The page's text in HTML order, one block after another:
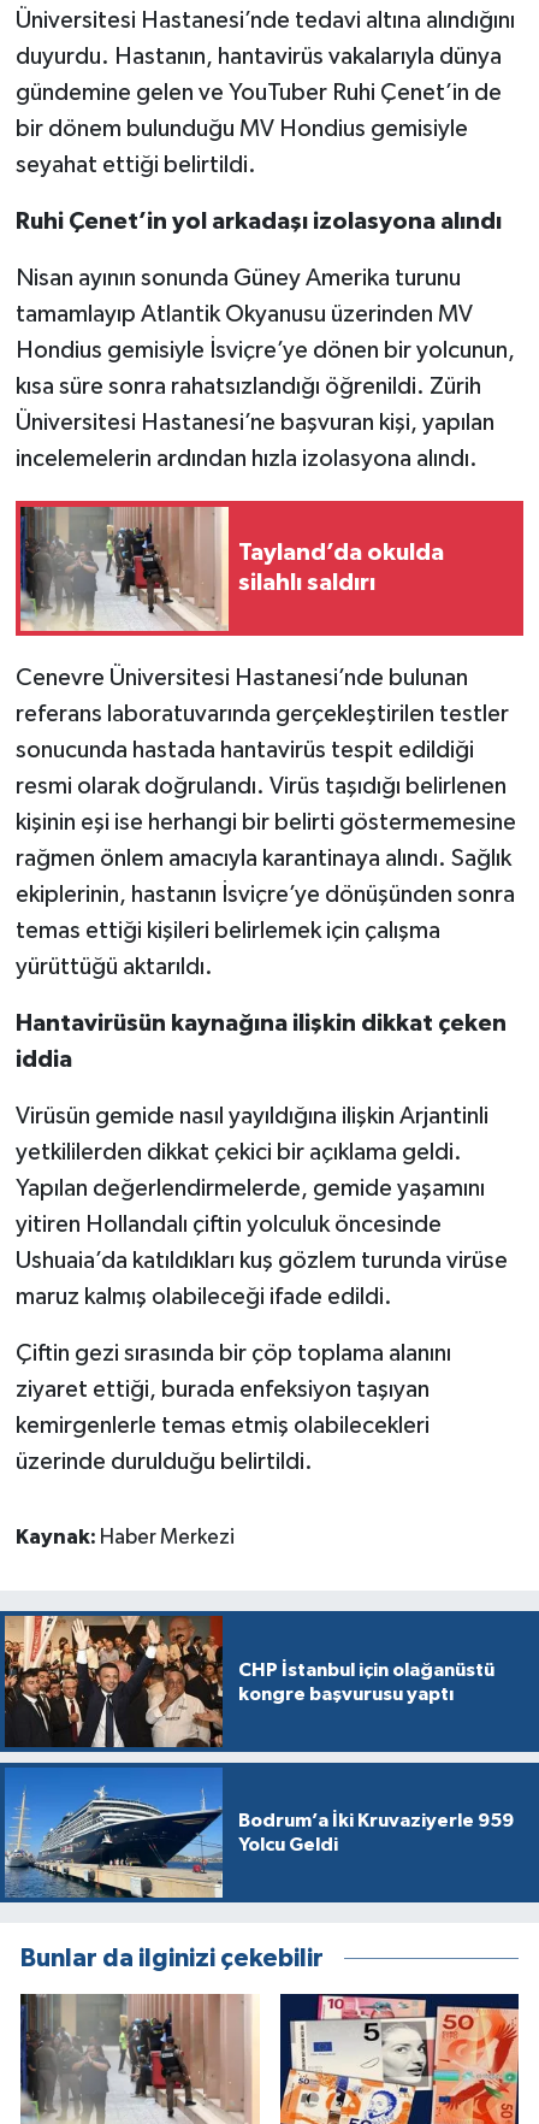
Üniversitesi Hastanesi’nde tedavi altına alındığını
duyurdu. Hastanın, hantavirüs vakalarıyla dünya
gündemine gelen ve YouTuber Ruhi Çenet’in de
bir dönem bulunduğu MV Hondius gemisiyle
seyahat ettiği belirtildi.
Ruhi Çenet’in yol arkadaşı izolasyona alındı
Nisan ayının sonunda Güney Amerika turunu
tamamlayıp Atlantik Okyanusu üzerinden MV
Hondius gemisiyle İsviçre’ye dönen bir yolcunun,
kısa süre sonra rahatsızlandığı öğrenildi. Zürih
Üniversitesi Hastanesi’ne başvuran kişi, yapılan
incelemelerin ardından hızla izolasyona alındı.
Tayland’da okulda
silahlı saldırı
Cenevre Üniversitesi Hastanesi’nde bulunan
referans laboratuvarında gerçekleştirilen testler
sonucunda hastada hantavirüs tespit edildiği
resmi olarak doğrulandı. Virüs taşıdığı belirlenen
kişinin eşi ise herhangi bir belirti göstermemesine
rağmen önlem amacıyla karantinaya alındı. Sağlık
ekiplerinin, hastanın İsviçre’ye dönüşünden sonra
temas ettiği kişileri belirlemek için çalışma
yürüttüğü aktarıldı.
Hantavirüsün kaynağına ilişkin dikkat çeken
iddia
Virüsün gemide nasıl yayıldığına ilişkin Arjantinli
yetkililerden dikkat çekici bir açıklama geldi.
Yapılan değerlendirmelerde, gemide yaşamını
yitiren Hollandalı çiftin yolculuk öncesinde
Ushuaia’da katıldıkları kuş gözlem turunda virüse
maruz kalmış olabileceği ifade edildi.
Çiftin gezi sırasında bir çöp toplama alanını
ziyaret ettiği, burada enfeksiyon taşıyan
kemirgenlerle temas etmiş olabilecekleri
üzerinde durulduğu belirtildi.
Kaynak: Haber Merkezi
CHP İstanbul için olağanüstü
kongre başvurusu yaptı
Bodrum’a İki Kruvaziyerle 959
Yolcu Geldi
Bunlar da ilginizi çekebilir